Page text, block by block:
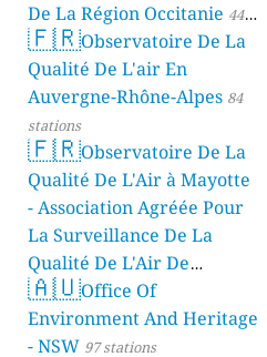
De La Région Occitanie 44
stations
🇫🇷Observatoire De La
Qualité De L'air En
Auvergne-Rhône-Alpes 84
stations
🇫🇷Observatoire De La
Qualité De L'Air à Mayotte
- Association Agréée Pour
La Surveillance De La
Qualité De L'Air De
Mayotte 4 stations
🇦🇺Office Of
Environment And Heritage
- NSW 97 stations